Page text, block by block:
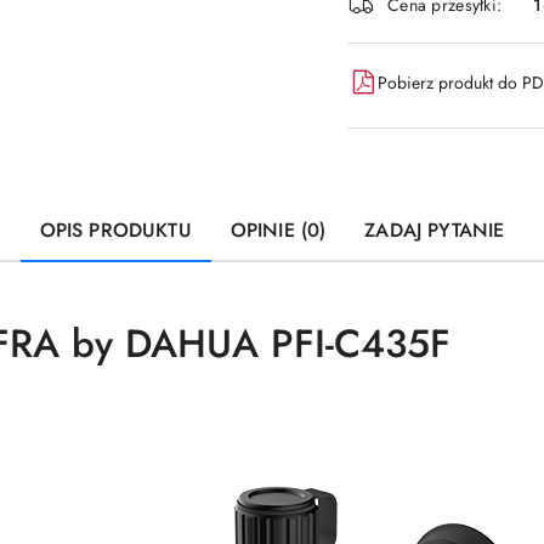
dostawa
Pobierz produkt do
OPIS PRODUKTU OPINIE (0) ZADAJ PYTANIE
by DAHUA PFI-C435F